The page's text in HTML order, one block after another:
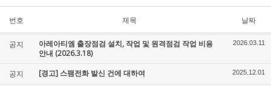
번호 제목 날짜
공지
아레아티엠 출장점검 설치, 작업 및 원격점검 작업 비용
안내 (2026.3.18)
2026.03.11
공지 [경고] 스팸전화 발신 건에 대하여 2025.12.01